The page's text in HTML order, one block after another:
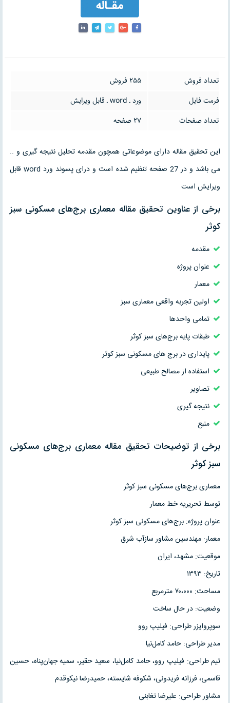
تعداد فروش
255 فروش
فرمت فایل
ورد ـ word ـ قابل ویرایش
تعداد صفحات
27 صفحه
این تحقیق مقاله دارای موضوعاتی همچون مقدمه تحلیل نتیجه گیری و ..
می باشد و در 27 صفحه تنظیم شده است و درای پسوند ورد word قابل
ویرایش است
برخی از عناوین تحقیق مقاله معماری برج‌های مسکونی سبز
کوثر
مقدمه
عنوان پروژه
معمار
اولین تجربه واقعی معماری سبز
تمامی واحدها
طبقات پایه برج‌های سبز کوثر
پایداری در برج های مسکونی سبز کوثر
استفاده از مصالح طبیعی
تصاویر
نتیجه گیری
منبع
برخی از توضیحات تحقیق مقاله معماری برج‌های مسکونی
سبز کوثر
معماری برج‌های مسکونی سبز کوثر
توسط تحریریه خط معمار
عنوان پروژه: برج‌های مسکونی سبز کوثر
معمار: مهندسین مشاور سازآب شرق
موقعیت: مشهد، ایران
تاریخ: ۱۳۹۳
مساحت: ۷۰،۰۰۰ مترمربع
وضعیت: در حال ساخت
سوپروایزر طراحی: فیلیپ روو
مدیر طراحی: حامد کامل‌نیا
تیم طراحی: فیلیپ روو، حامد کامل‌نیا، سعید حقیر، سمیه جهان‌پناه، حسین
قاسمی، فرزانه فریدونی، شکوفه شایسته، حمیدرضا نیکوقدم
مشاور طراحی: علیرضا تغابنی